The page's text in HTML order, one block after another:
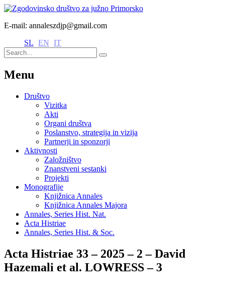
E-mail: annaleszdjp@gmail.com
SL EN IT
Menu
Društvo
Vizitka
Akti
Organi društva
Poslanstvo, strategija in vizija
Partnerji in sponzorji
Aktivnosti
Založništvo
Znanstveni sestanki
Projekti
Monografije
Knjižnica Annales
Knjižnica Annales Majora
Annales, Series Hist. Nat.
Acta Histriae
Annales, Series Hist. & Soc.
Acta Histriae 33 – 2025 – 2 – David
Hazemali et al. LOWRESS – 3